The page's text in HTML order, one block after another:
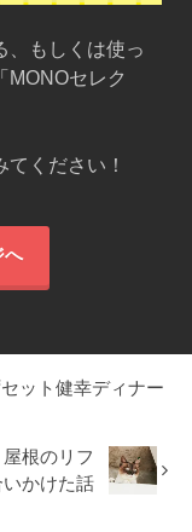
、もしくは使っ
MONOセレク
ください！
へ
ット健幸ディナー
根のリフ
いかけた話